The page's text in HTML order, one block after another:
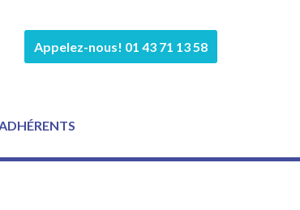
Appelez-nous! 01 43 71 13 58